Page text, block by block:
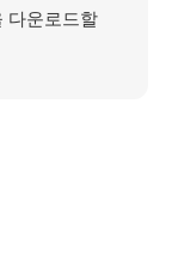
다운로드할